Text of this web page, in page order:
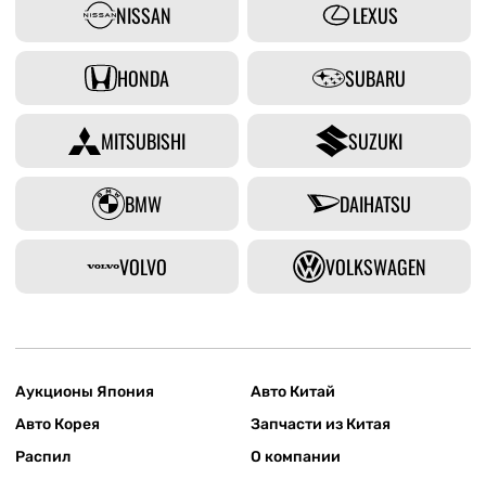
NISSAN LEXUS
HONDA SUBARU
MITSUBISHI SUZUKI
BMW DAIHATSU
VOLVO VOLKSWAGEN
Аукционы Япония
Авто Китай
Авто Корея
Запчасти из Китая
Распил
О компании